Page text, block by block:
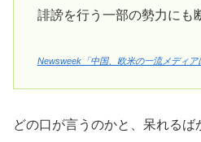
誹謗を行う一部の勢力にも
Newsweek「中国、欧米の一流メディア
どの口が言うのかと、呆れるば